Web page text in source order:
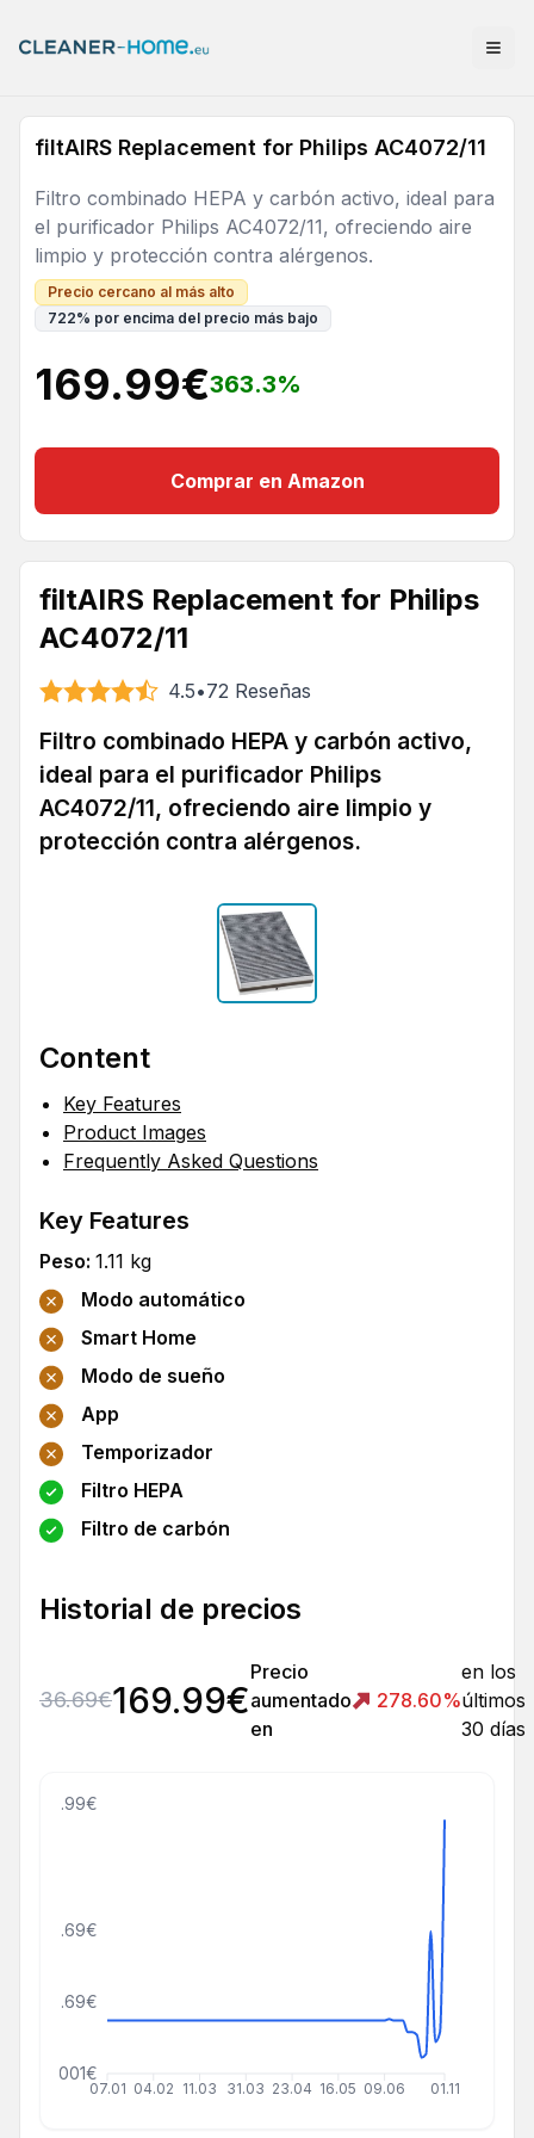
filtAIRS Replacement for Philips AC4072/11
Filtro combinado HEPA y carbón activo, ideal para
el purificador Philips AC4072/11, ofreciendo aire
limpio y protección contra alérgenos.
Precio cercano al más alto
722% por encima del precio más bajo
169.99€363.3%
Comprar en Amazon
filtAIRS Replacement for Philips
AC4072/11
4.5•72 Reseñas
Filtro combinado HEPA y carbón activo,
ideal para el purificador Philips
AC4072/11, ofreciendo aire limpio y
protección contra alérgenos.
Content
Key Features
Product Images
Frequently Asked Questions
Key Features
Peso: 1.11 kg
Modo automático
Smart Home
Modo de sueño
App
Temporizador
Filtro HEPA
Filtro de carbón
Historial de precios
36.69€169.99€
Precio
aumentado
en
278.60%
en los
últimos
30 días
07.01 04.02 11.03 31.03 23.04 16.05 09.06 01.11
55.69€
100.69€
179.99€